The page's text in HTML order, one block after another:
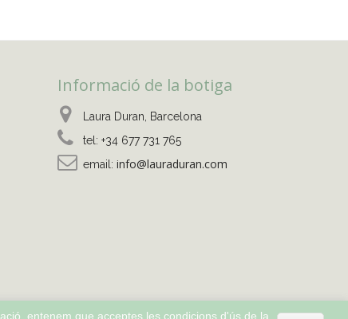
Informació de la botiga
Laura Duran, Barcelona
tel: +34 677 731 765
email: info@lauraduran.com
entenem que acceptes les condicions d'ús de la